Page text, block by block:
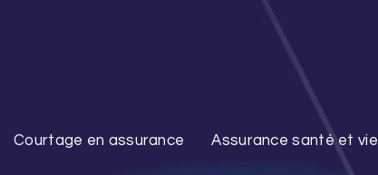
Courtage en assurance Assurance santé et vie